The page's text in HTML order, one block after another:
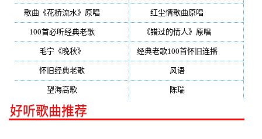
歌曲《花桥流水》原唱 红尘情歌曲原唱
100首必听经典老歌 《错过的情人》原唱
毛宁《晚秋》 经典老歌100首怀旧连播(134)
怀旧经典老歌 风语(132)
望海高歌 陈瑞(128)
好听歌曲推荐